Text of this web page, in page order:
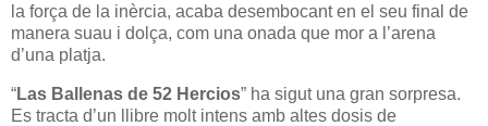
la força de la inèrcia, acaba desembocant en el seu final de
manera suau i dolça, com una onada que mor a l’arena
d’una platja.
“Las Ballenas de 52 Hercios” ha sigut una gran sorpresa.
Es tracta d’un llibre molt intens amb altes dosis de